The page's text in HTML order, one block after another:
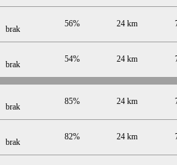
brak
56% 24 km
brak
54% 24 km
brak
85% 24 km
brak
82% 24 km